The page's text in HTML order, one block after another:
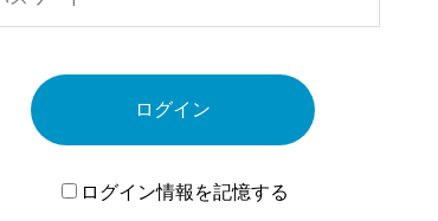
ログイン
ログイン情報を記憶する